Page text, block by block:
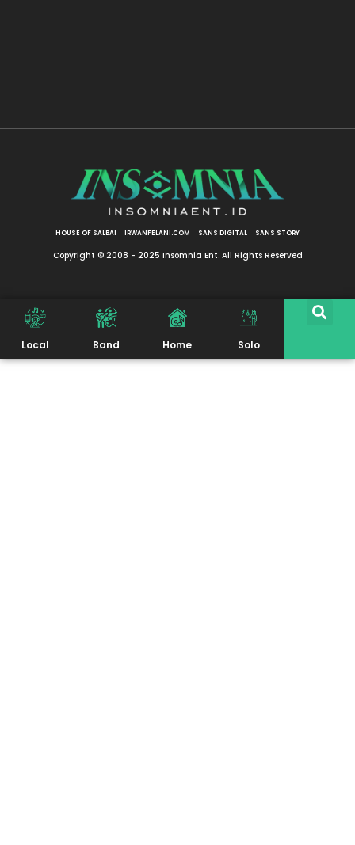
HOUSE OF SALBAI IRWANFELANI.COM SANS DIGITAL SANS STORY
Copyright © 2008 - 2025 Insomnia Ent. All Rights Reserved
Local Band Home Solo